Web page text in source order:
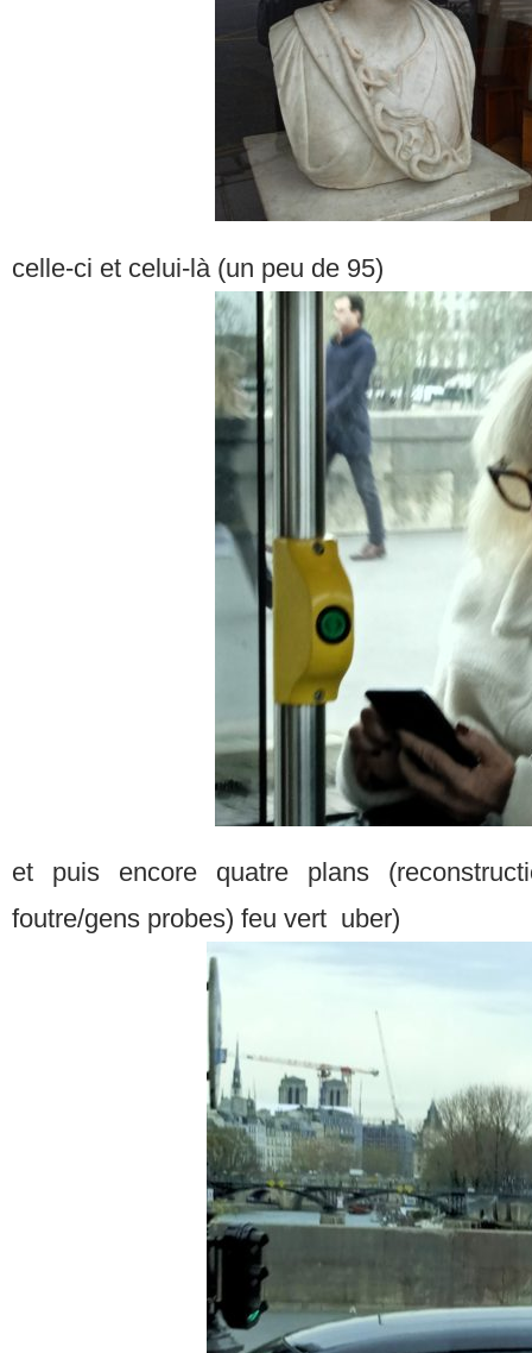
celle-ci et celui-là (un peu de 95)
et puis encore quatre plans
foutre/gens probes) feu vert uber)